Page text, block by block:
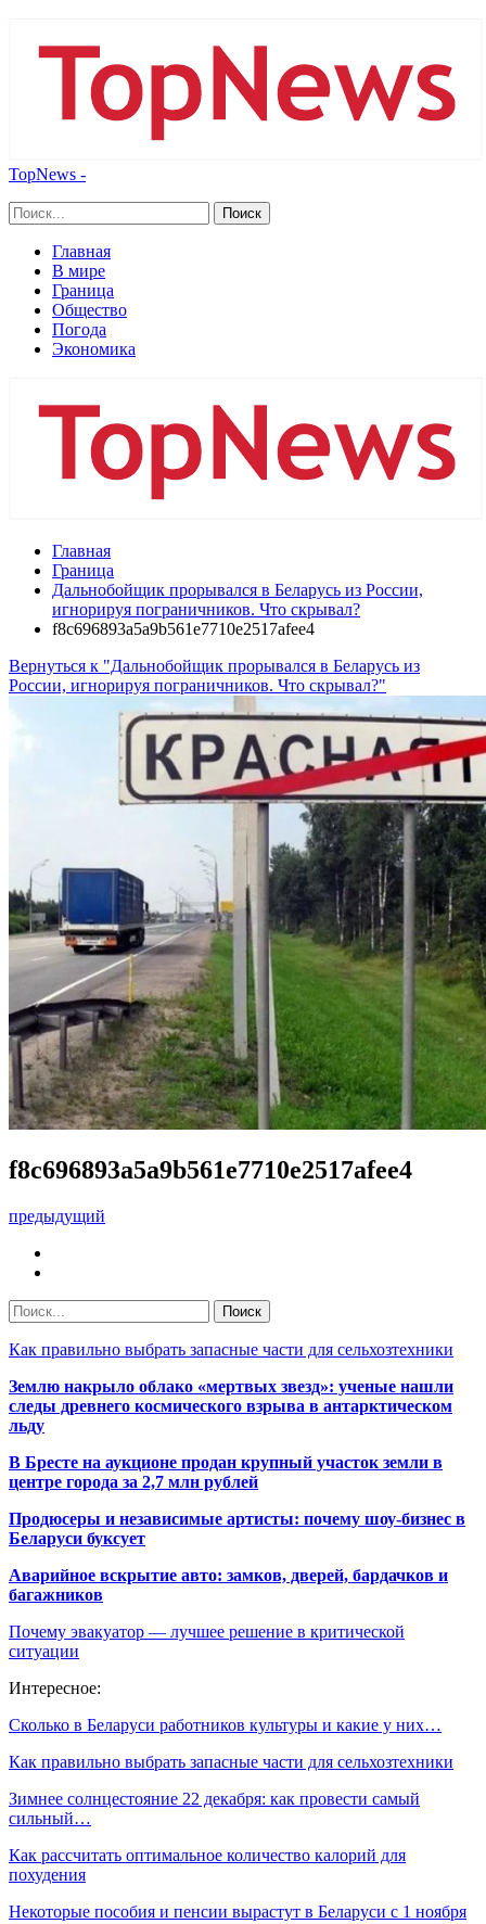
TopNews -
Главная
В мире
Граница
Общество
Погода
Экономика
Главная
Граница
Дальнобойщик прорывался в Беларусь из России,
игнорируя пограничников. Что скрывал?
f8c696893a5a9b561e7710e2517afee4
Вернуться к "Дальнобойщик прорывался в Беларусь из
России, игнорируя пограничников. Что скрывал?"
f8c696893a5a9b561e7710e2517afee4
предыдущий
Как правильно выбрать запасные части для сельхозтехники
Землю накрыло облако «мертвых звезд»: ученые нашли
следы древнего космического взрыва в антарктическом
льду
В Бресте на аукционе продан крупный участок земли в
центре города за 2,7 млн рублей
Продюсеры и независимые артисты: почему шоу-бизнес в
Беларуси буксует
Аварийное вскрытие авто: замков, дверей, бардачков и
багажников
Почему эвакуатор — лучшее решение в критической
ситуации
Интересное:
Сколько в Беларуси работников культуры и какие у них…
Как правильно выбрать запасные части для сельхозтехники
Зимнее солнцестояние 22 декабря: как провести самый
сильный…
Как рассчитать оптимальное количество калорий для
похудения
Некоторые пособия и пенсии вырастут в Беларуси с 1 ноября